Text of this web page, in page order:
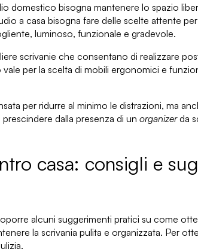
domestico bisogna mantenere lo spazio
a casa bisogna fare delle scelte attente
luminoso, funzionale e gradevole.
scrivanie che consentano di realizzare
vale per la scelta di mobili ergonomici e
per ridurre al minimo le distrazioni, ma
dalla presenza di un organizerda
casa: consigli e
alcuni suggerimenti pratici su come
la scrivania pulita e organizzata. Per